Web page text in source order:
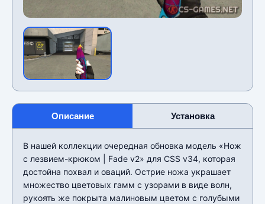
Описание Установка
В нашей коллекции очередная обновка модель «Нож
с лезвием-крюком | Fade v2» для CSS v34, которая
достойна похвал и оваций. Острие ножа украшает
множество цветовых гамм с узорами в виде волн,
рукоять же покрыта малиновым цветом с голубыми